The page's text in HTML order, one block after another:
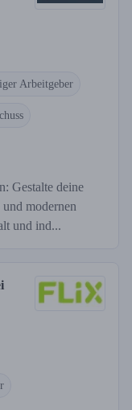
Arbeitgeber
Gestalte deine
modernen
und ind...